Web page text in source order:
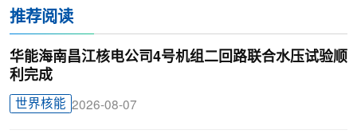
推荐阅读
华能海南昌江核电公司4号机组二回路联合水压试验顺
利完成
世界核能 2026-08-07